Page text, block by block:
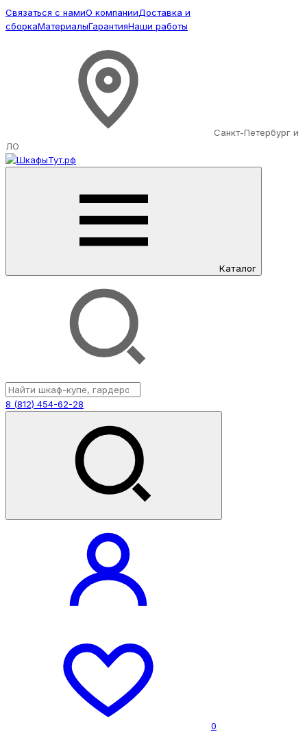
Связаться с намиО компанииДоставка и
сборкаМатериалыГарантияНаши работы
Санкт-Петербург и
ЛО
Каталог
8 (812) 454-62-28
0